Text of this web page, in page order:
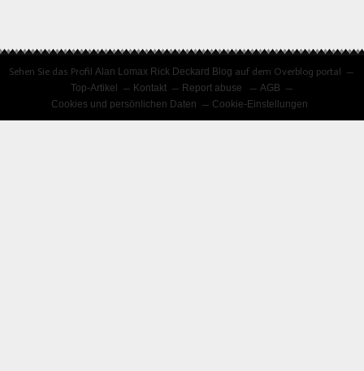
Sehen Sie das ProfilAlan Lomax Rick Deckard Blog auf dem Overblog portal
Top-Artikel
Kontakt Report abuse
AGB
Cookies und persönlichen Daten
Cookie-Einstellungen